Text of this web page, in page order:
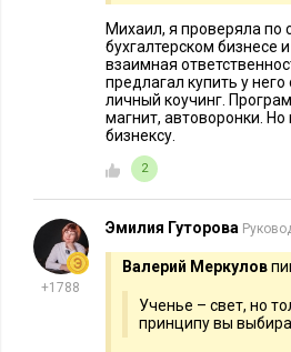
Михаил, я проверяла по
бухгалтерском бизнесе
взаимная
предлагал купить у
личный коучинг.
магнит, автоворонки. Но
бизнексу.
2
+1788
Эмилия Гуторова
Валерий Меркулов
Ученье – свет, но
принципу вы